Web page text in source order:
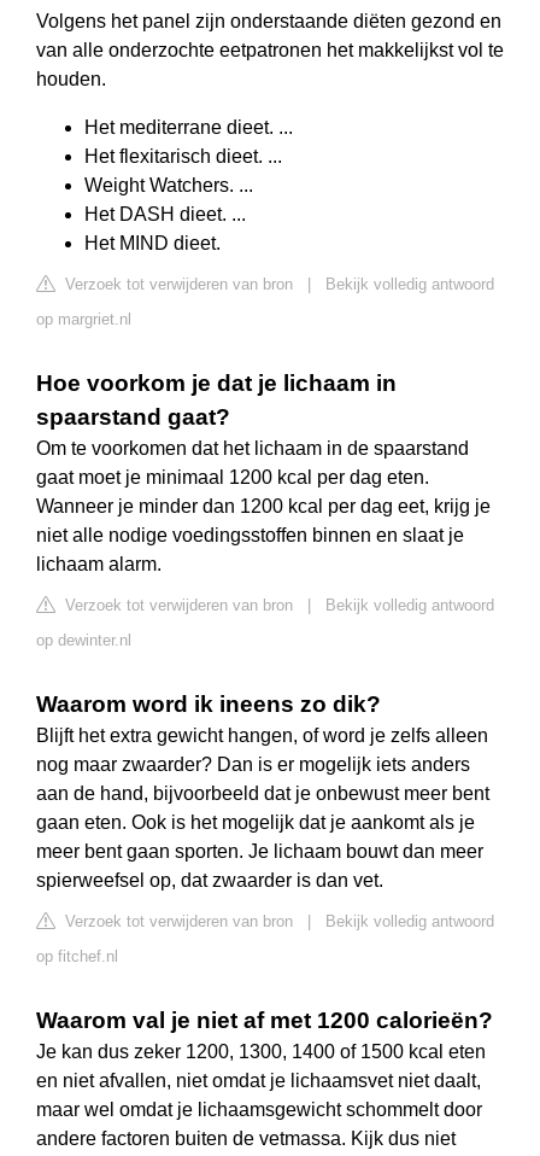
Volgens het panel zijn onderstaande diëten gezond en
van alle onderzochte eetpatronen het makkelijkst vol te
houden.
Het mediterrane dieet. ...
Het flexitarisch dieet. ...
Weight Watchers. ...
Het DASH dieet. ...
Het MIND dieet.
Verzoek tot verwijderen van bron
Bekijk volledig antwoord
op margriet.nl
Hoe voorkom je dat je lichaam in
spaarstand gaat?
Om te voorkomen dat het lichaam in de spaarstand
gaat moet je minimaal 1200 kcal per dag eten.
Wanneer je minder dan 1200 kcal per dag eet, krijg je
niet alle nodige voedingsstoffen binnen en slaat je
lichaam alarm.
Verzoek tot verwijderen van bron
Bekijk volledig antwoord
op dewinter.nl
Waarom word ik ineens zo dik?
Blijft het extra gewicht hangen, of word je zelfs alleen
nog maar zwaarder? Dan is er mogelijk iets anders
aan de hand, bijvoorbeeld dat je onbewust meer bent
gaan eten. Ook is het mogelijk dat je aankomt als je
meer bent gaan sporten. Je lichaam bouwt dan meer
spierweefsel op, dat zwaarder is dan vet.
Verzoek tot verwijderen van bron
Bekijk volledig antwoord
op fitchef.nl
Waarom val je niet af met 1200 calorieën?
Je kan dus zeker 1200, 1300, 1400 of 1500 kcal eten
en niet afvallen, niet omdat je lichaamsvet niet daalt,
maar wel omdat je lichaamsgewicht schommelt door
andere factoren buiten de vetmassa. Kijk dus niet